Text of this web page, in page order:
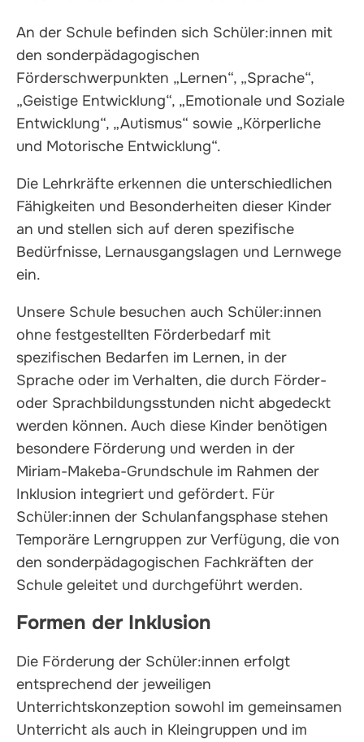
An der Schule befinden sich Schüler:innen mit
den sonderpädagogischen
Förderschwerpunkten „Lernen“, „Sprache“,
„Geistige Entwicklung“, „Emotionale und Soziale
Entwicklung“, „Autismus“ sowie „Körperliche
und Motorische Entwicklung“.
Die Lehrkräfte erkennen die unterschiedlichen
Fähigkeiten und Besonderheiten dieser Kinder
an und stellen sich auf deren spezifische
Bedürfnisse, Lernausgangslagen und Lernwege
ein.
Unsere Schule besuchen auch Schüler:innen
ohne festgestellten Förderbedarf mit
spezifischen Bedarfen im Lernen, in der
Sprache oder im Verhalten, die durch Förder-
oder Sprachbildungsstunden nicht abgedeckt
werden können. Auch diese Kinder benötigen
besondere Förderung und werden in der
Miriam-Makeba-Grundschule im Rahmen der
Inklusion integriert und gefördert. Für
Schüler:innen der Schulanfangsphase stehen
Temporäre Lerngruppen zur Verfügung, die von
den sonderpädagogischen Fachkräften der
Schule geleitet und durchgeführt werden.
Formen der Inklusion
Die Förderung der Schüler:innen erfolgt
entsprechend der jeweiligen
Unterrichtskonzeption sowohl im gemeinsamen
Unterricht als auch in Kleingruppen und im